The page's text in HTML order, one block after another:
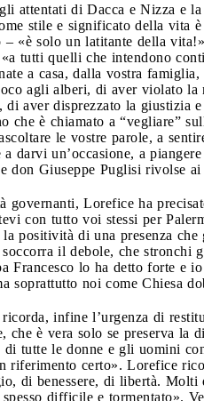
attentati di Dacca e Nizza e
stile e significato della vita
– «è solo un latitante della
tutti quelli che intendono
a casa, dalla vostra
agli alberi, di aver violato
di aver disprezzato la giustizia
che è chiamato a “vegliare”
le vostre parole, a
darvi un’occasione, a
don Giuseppe Puglisi rivolse
governanti, Lorefice ha
con tutto voi stessi per
positività di una presenza
il debole, che stronchi
Francesco lo ha detto forte e
soprattutto noi come Chiesa
infine l’urgenza di
che è vera solo se preserva la
tutte le donne e gli uomini
riferimento certo». Lorefice
di benessere, di libertà.
difficile e tormentato».